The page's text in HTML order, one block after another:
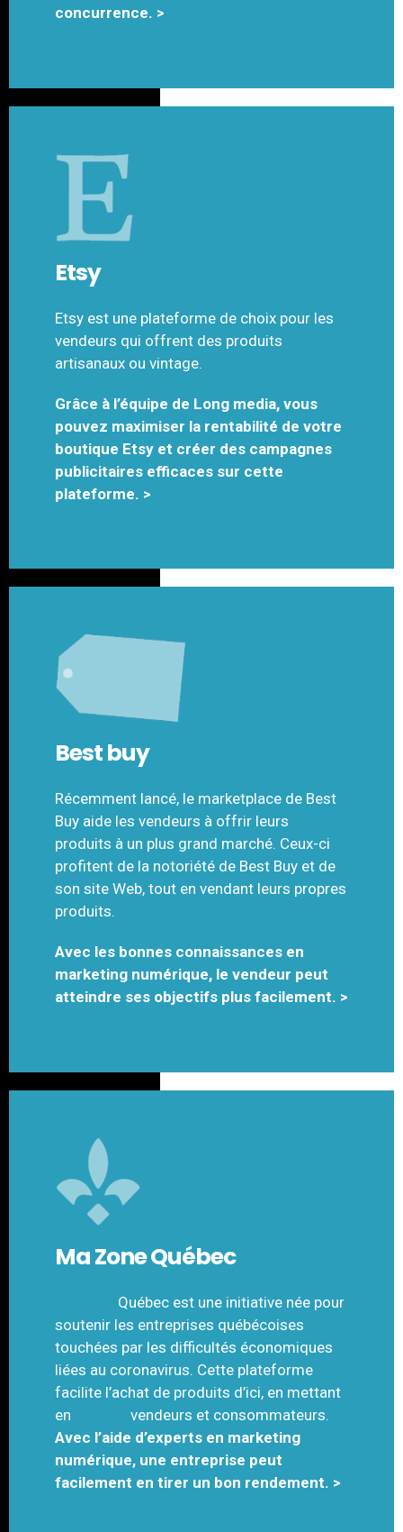
concurrence. >
Etsy
Etsy est une plateforme de choix pour les
vendeurs qui offrent des produits
artisanaux ou vintage.
Grâce à l’équipe de Long media, vous
pouvez maximiser la rentabilité de votre
boutique Etsy et créer des campagnes
publicitaires efficaces sur cette
plateforme. >
Best buy
Récemment lancé, le marketplace de Best
Buy aide les vendeurs à offrir leurs
produits à un plus grand marché. Ceux-ci
profitent de la notoriété de Best Buy et de
son site Web, tout en vendant leurs propres
produits.
Avec les bonnes connaissances en
marketing numérique, le vendeur peut
atteindre ses objectifs plus facilement. >
Ma Zone Québec
Québec est une initiative née pour
soutenir les entreprises québécoises
touchées par les difficultés économiques
liées au coronavirus. Cette plateforme
facilite l’achat de produits d’ici, en mettant
en
vendeurs et consommateurs.
Avec l’aide d’experts en marketing
numérique, une entreprise peut
facilement en tirer un bon rendement. >